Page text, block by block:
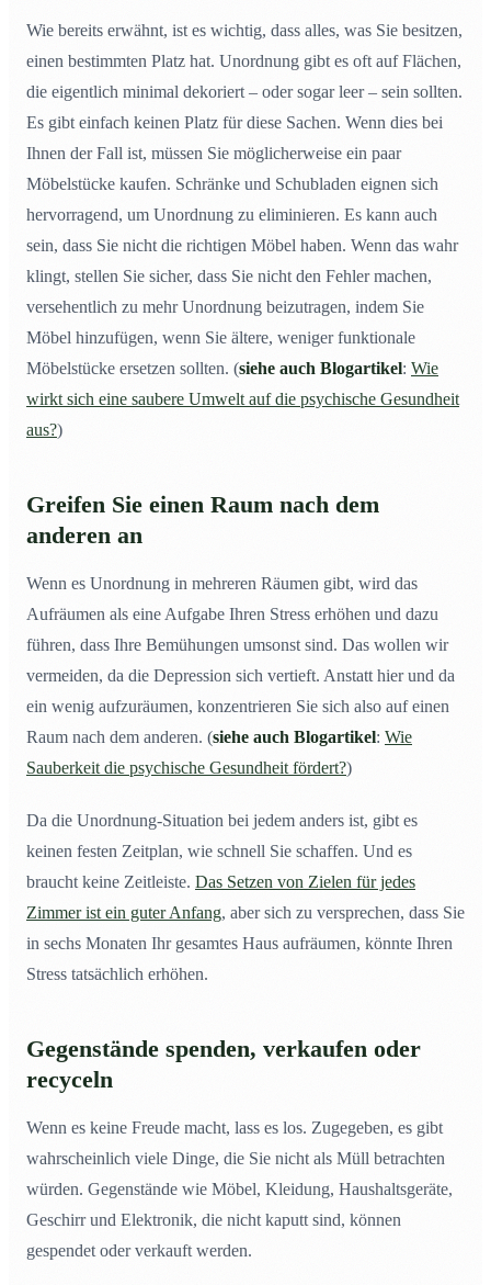
Wie bereits erwähnt, ist es wichtig, dass alles, was Sie besitzen,
einen bestimmten Platz hat. Unordnung gibt es oft auf Flächen,
die eigentlich minimal dekoriert – oder sogar leer – sein sollten.
Es gibt einfach keinen Platz für diese Sachen. Wenn dies bei
Ihnen der Fall ist, müssen Sie möglicherweise ein paar
Möbelstücke kaufen. Schränke und Schubladen eignen sich
hervorragend, um Unordnung zu eliminieren. Es kann auch
sein, dass Sie nicht die richtigen Möbel haben. Wenn das wahr
klingt, stellen Sie sicher, dass Sie nicht den Fehler machen,
versehentlich zu mehr Unordnung beizutragen, indem Sie
Möbel hinzufügen, wenn Sie ältere, weniger funktionale
Möbelstücke ersetzen sollten. (siehe auch Blogartikel: Wie
wirkt sich eine saubere Umwelt auf die psychische Gesundheit
aus?)
Greifen Sie einen Raum nach dem
anderen an
Wenn es Unordnung in mehreren Räumen gibt, wird das
Aufräumen als eine Aufgabe Ihren Stress erhöhen und dazu
führen, dass Ihre Bemühungen umsonst sind. Das wollen wir
vermeiden, da die Depression sich vertieft. Anstatt hier und da
ein wenig aufzuräumen, konzentrieren Sie sich also auf einen
Raum nach dem anderen. (siehe auch Blogartikel: Wie
Sauberkeit die psychische Gesundheit fördert?)
Da die Unordnung-Situation bei jedem anders ist, gibt es
keinen festen Zeitplan, wie schnell Sie schaffen. Und es
braucht keine Zeitleiste. Das Setzen von Zielen für jedes
Zimmer ist ein guter Anfang, aber sich zu versprechen, dass Sie
in sechs Monaten Ihr gesamtes Haus aufräumen, könnte Ihren
Stress tatsächlich erhöhen.
Gegenstände spenden, verkaufen oder
recyceln
Wenn es keine Freude macht, lass es los. Zugegeben, es gibt
wahrscheinlich viele Dinge, die Sie nicht als Müll betrachten
würden. Gegenstände wie Möbel, Kleidung, Haushaltsgeräte,
Geschirr und Elektronik, die nicht kaputt sind, können
gespendet oder verkauft werden.